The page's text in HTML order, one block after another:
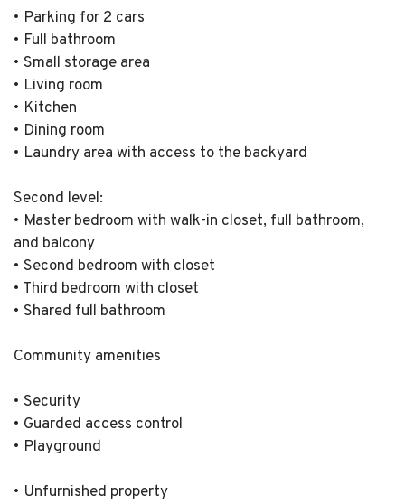
• Parking for 2 cars
• Full bathroom
• Small storage area
• Living room
• Kitchen
• Dining room
• Laundry area with access to the backyard
Second level:
• Master bedroom with walk-in closet, full bathroom,
and balcony
• Second bedroom with closet
• Third bedroom with closet
• Shared full bathroom
Community amenities
• Security
• Guarded access control
• Playground
• Unfurnished property